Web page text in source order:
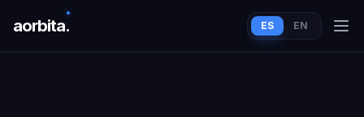
aorbita. ES EN